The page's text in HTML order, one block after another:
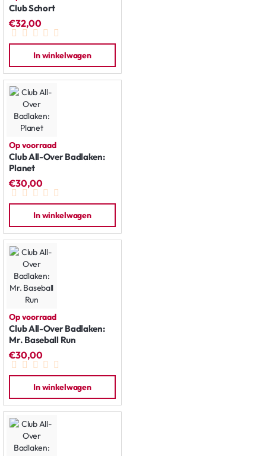
Club Schort
€32,00
In winkelwagen
Op voorraad
Club All-Over Badlaken:
Planet
€30,00
In winkelwagen
Op voorraad
Club All-Over Badlaken:
Mr. Baseball Run
€30,00
In winkelwagen